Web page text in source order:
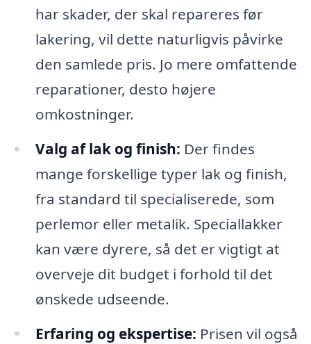
har skader, der skal repareres før
lakering, vil dette naturligvis påvirke
den samlede pris. Jo mere omfattende
reparationer, desto højere
omkostninger.
Valg af lak og finish: Der findes
mange forskellige typer lak og finish,
fra standard til specialiserede, som
perlemor eller metalik. Speciallakker
kan være dyrere, så det er vigtigt at
overveje dit budget i forhold til det
ønskede udseende.
Erfaring og ekspertise: Prisen vil også